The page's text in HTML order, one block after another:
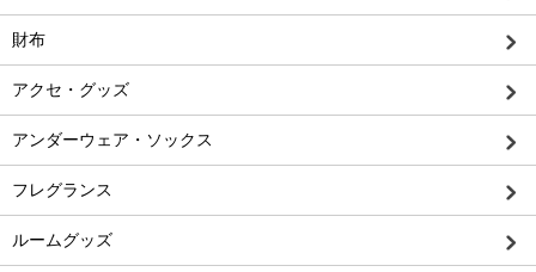
財布
アクセ・グッズ
アンダーウェア・ソックス
フレグランス
ルームグッズ